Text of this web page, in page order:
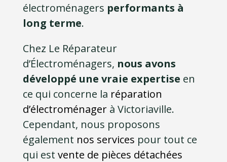
électroménagers performants à
long terme.
Chez Le Réparateur
d’Électroménagers, nous avons
développé une vraie expertise en
ce qui concerne la réparation
d’électroménagerà Victoriaville.
Cependant, nous proposons
également nos services pour tout ce
qui est vente de pièces détachées